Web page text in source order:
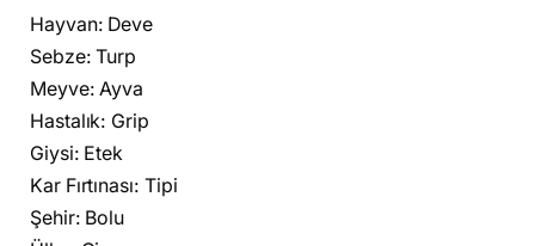
Hayvan: Deve
Sebze: Turp
Meyve: Ayva
Hastalık: Grip
Giysi: Etek
Kar Fırtınası: Tipi
Şehir: Bolu